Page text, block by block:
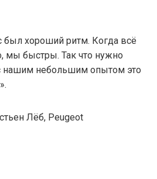
был хороший ритм. Когда всё
мы быстры. Так что нужно
нашим небольшим опытом это